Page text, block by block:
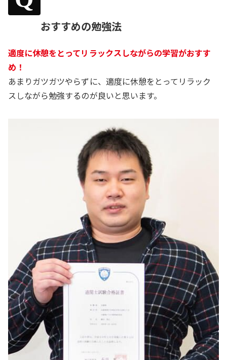
おすすめの勉強法
適度に休憩をとってリラックスしながらの学習がおすす
め！
あまりガツガツやらずに、適度に休憩をとってリラック
スしながら勉強するのが良いと思います。